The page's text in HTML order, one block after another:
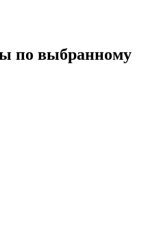
по выбранному